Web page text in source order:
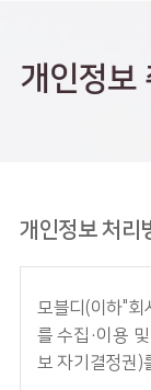
개인정보
개인정보 처리
모블디(이하"회
를 수집·이용
보 자기결정권)